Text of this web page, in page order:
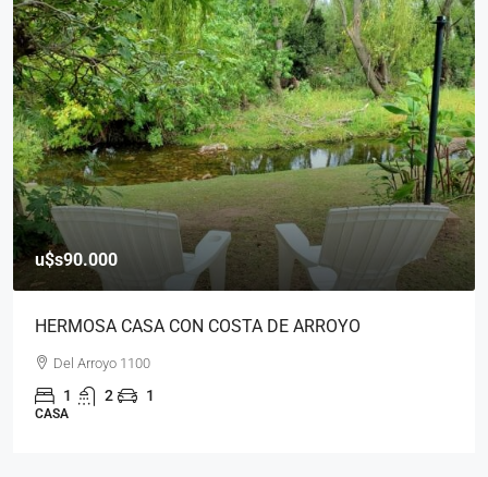
u$s90.000
HERMOSA CASA CON COSTA DE ARROYO
Del Arroyo 1100
1 2 1
CASA